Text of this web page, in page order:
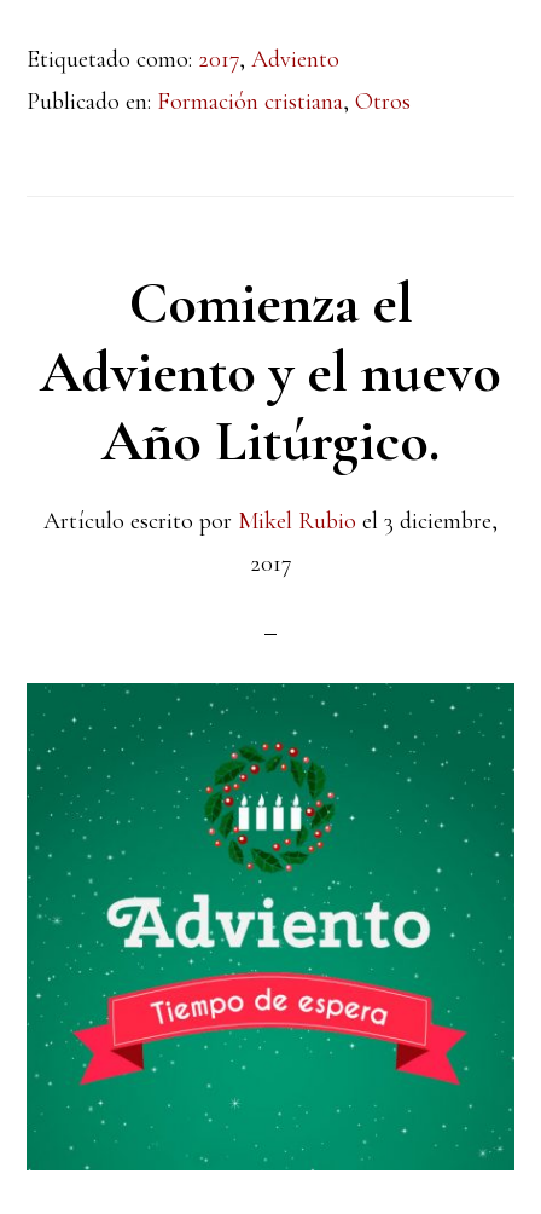
Etiquetado como: 2017,Adviento
Publicado en: Formación cristiana,Otros
Comienza el
Adviento y el nuevo
Año Litúrgico.
Artículo escrito por Mikel Rubio el 3 diciembre,
2017